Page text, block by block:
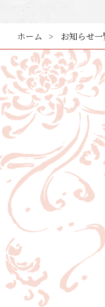
ホーム お知らせ一